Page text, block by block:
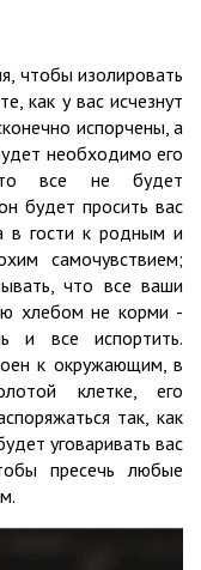
чтобы изолировать
как у вас исчезнут
испорчены, а
необходимо его
все не будет
будет просить вас
в гости к родным и
самочувствием;
что все ваши
хлебом не корми -
и все испортить.
к окружающим, в
клетке, его
так, как
уговаривать вас
пресечь любые